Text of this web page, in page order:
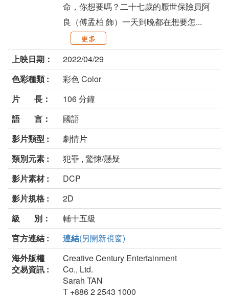
命，你想要嗎？二十七歲的厭世保險員阿
良（傅孟柏 飾）一天到晚都在想要怎...
更多
上映日期：
2022/04/29
色彩種類 :
彩色 Color
片 長：
106 分鐘
語 言：
國語
影片類型 :
劇情片
類別元素 :
犯罪 , 驚悚/懸疑
影片素材 :
DCP
影片規格 :
2D
級 別：
輔十五級
官方連結 :
連結(另開新視窗)
海外版權
交易資訊 :
Creative Century Entertainment
Co., Ltd.
Sarah TAN
T +886 2 2543 1000